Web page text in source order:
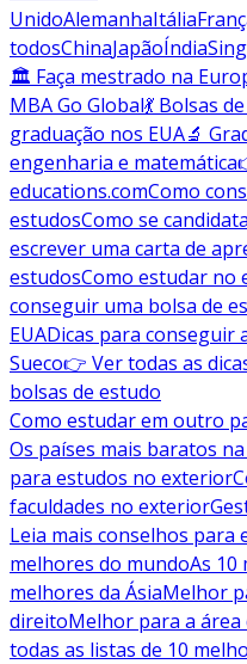
UnidoAlemanhaItália
todosChinaJapãoÍndia
🏛 Faça mestrado na
MBA Go Global💃 Bolsas
graduação nos EUA🔬
engenharia e matemática
educations.comComo
estudosComo se
escrever uma carta de
estudosComo estudar no
conseguir uma bolsa de
EUADicas para conseguir
Sueco👉 Ver todas as
bolsas de estudo
Como estudar em outro
Os países mais baratos
para estudos no exterior
faculdades no exterior
Leia mais conselhos
melhores do mundoAs 10
melhores da ÁsiaMelhor
direitoMelhor para a área
todas as listas de 10